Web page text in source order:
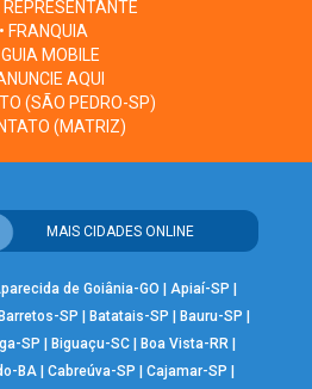
REPRESENTANTE
• FRANQUIA
GUIA MOBILE
AQUI
(SÃO PEDRO-SP)
(MATRIZ)
MAIS CIDADES ONLINE
de Goiânia-GO Apiaí-SP
Barretos-SP Batatais-SP Bauru-SP
SP Biguaçu-SC Boa Vista-RR
BA| Cabreúva-SP Cajamar-SP